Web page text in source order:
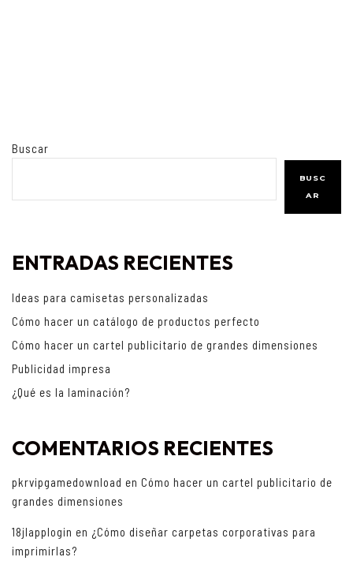
Buscar
BUSC
AR
ENTRADAS RECIENTES
Ideas para camisetas personalizadas
Cómo hacer un catálogo de productos perfecto
Cómo hacer un cartel publicitario de grandes dimensiones
Publicidad impresa
¿Qué es la laminación?
COMENTARIOS RECIENTES
pkrvipgamedownload en Cómo hacer un cartel publicitario de
grandes dimensiones
18jlapplogin en ¿Cómo diseñar carpetas corporativas para
imprimirlas?